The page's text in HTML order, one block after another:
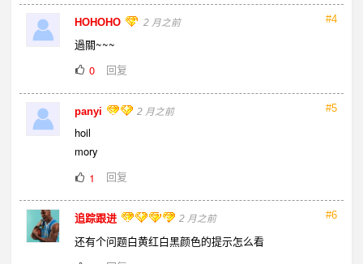
#4
HOHOHO 2 月之前
過關~~~
0
回复
#5
panyi 2 月之前
hoil
mory
1
回复
#6
追踪跟进 2 月之前
还有个问题白黄红白黑颜色的提示怎么看